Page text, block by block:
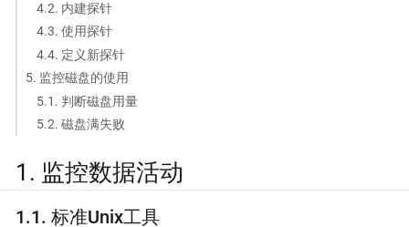
4.2. 内建探针
4.3. 使用探针
4.4. 定义新探针
5. 监控磁盘的使用
5.1. 判断磁盘用量
5.2. 磁盘满失败
1. 监控数据活动
1.1. 标准Unix工具